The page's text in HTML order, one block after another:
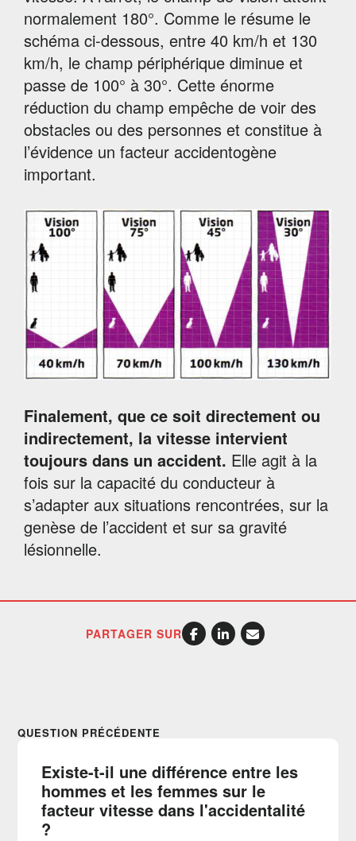
normalement 180°. Comme le résume le
schéma ci-dessous, entre 40 km/h et 130
km/h, le champ périphérique diminue et
passe de 100° à 30°. Cette énorme
réduction du champ empêche de voir des
obstacles ou des personnes et constitue à
l’évidence un facteur accidentogène
important.
Finalement, que ce soit directement ou
indirectement, la vitesse intervient
toujours dans un accident. Elle agit à la
fois sur la capacité du conducteur à
s’adapter aux situations rencontrées, sur la
genèse de l’accident et sur sa gravité
lésionnelle.
PARTAGER SUR
QUESTION PRÉCÉDENTE
Existe-t-il une différence entre les
hommes et les femmes sur le
facteur vitesse dans l'accidentalité
?